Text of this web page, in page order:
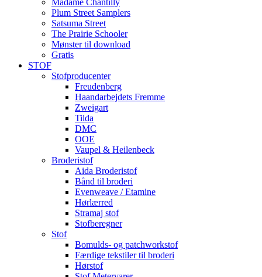
Plum Street Samplers
Satsuma Street
The Prairie Schooler
Mønster til download
Gratis
STOF
Stofproducenter
Freudenberg
Haandarbejdets Fremme
Zweigart
Tilda
DMC
OOE
Vaupel & Heilenbeck
Broderistof
Aida Broderistof
Bånd til broderi
Evenweave / Etamine
Hørlærred
Stramaj stof
Stofberegner
Stof
Bomulds- og patchworkstof
Færdige tekstiler til broderi
Hørstof